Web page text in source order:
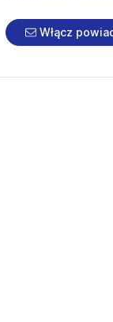
Włącz